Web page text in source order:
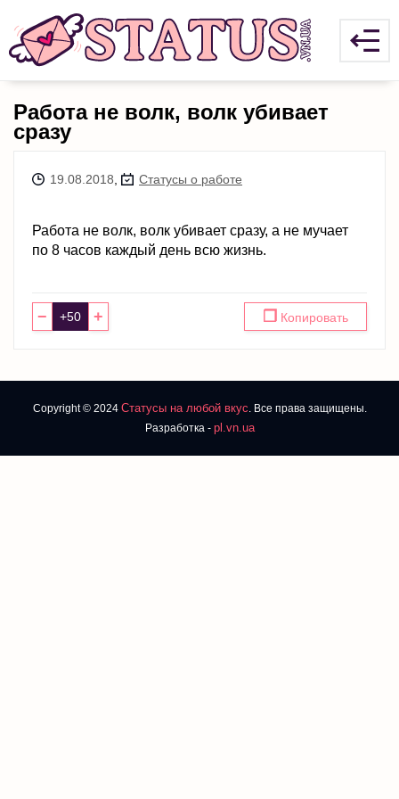
Работа не волк, волк убивает
сразу
19.08.2018 Статусы о работе
Работа не волк, волк убивает сразу, а не мучает
по 8 часов каждый день всю жизнь.
− + ❐ Копировать
Copyright © 2024 Статусы на любой вкус. Все права защищены.
Разработка - pl.vn.ua